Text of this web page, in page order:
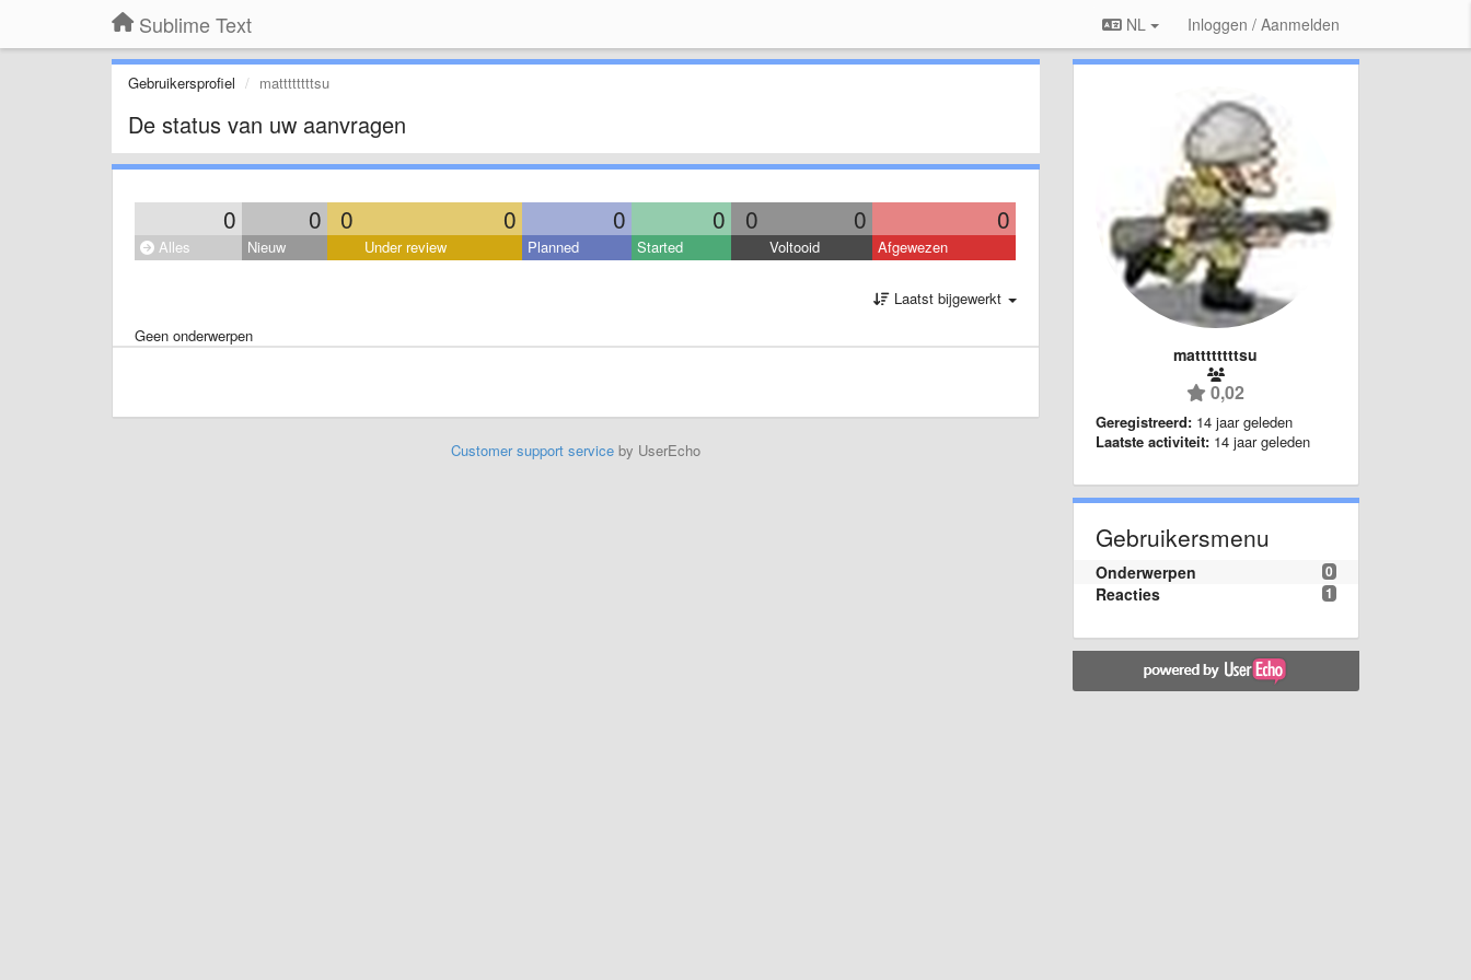
Sublime Text NL Inloggen / Aanmelden
Gebruikersprofiel mattttttttsu
De status van uw aanvragen
0 0 0 0 0 0 0 0 0
Alles Nieuw Under review Planned Started Voltooid Afgewezen
Laatst bijgewerkt
Geen onderwerpen
Customer support serviceby UserEcho
mattttttttsu
0,02
Geregistreerd: 14 jaar geleden
Laatste activiteit: 14 jaar geleden
Gebruikersmenu
0
Onderwerpen
1
Reacties